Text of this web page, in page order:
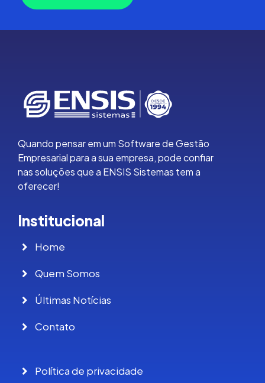
Quando pensar em um Software de Gestão
Empresarial para a sua empresa, pode confiar
nas soluções que a ENSIS Sistemas tem a
oferecer!
Institucional
Home
Quem Somos
Últimas Notícias
Contato
Política de privacidade